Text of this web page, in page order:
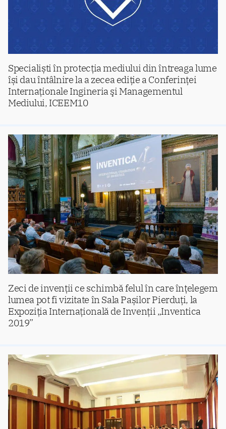
Specialiști în protecția mediului din întreaga lume
își dau întâlnire la a zecea ediție a Conferinţei
Internaționale Ingineria şi Managementul
Mediului, ICEEM10
Zeci de invenții ce schimbă felul în care înțelegem
lumea pot fi vizitate în Sala Pașilor Pierduți, la
Expoziția Internațională de Invenții „Inventica
2019”